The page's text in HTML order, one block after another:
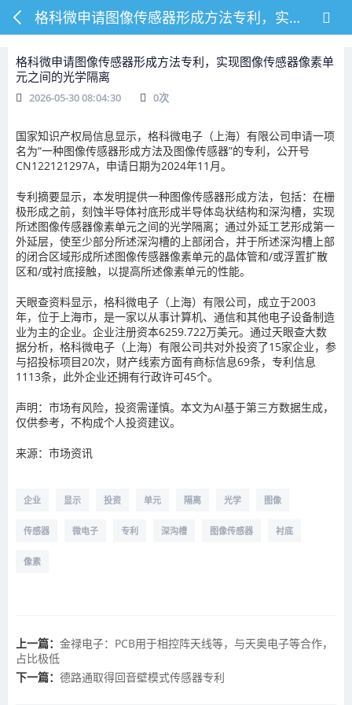
格科微申请图像传感器形成方法专利，实现图像传感器像素单元之间的光学隔离
格科微申请图像传感器形成方法专利，实现图像传感器像素单
元之间的光学隔离
2026-05-30 08:04:30 0次
国家知识产权局信息显示，格科微电子（上海）有限公司申请一项
名为“一种图像传感器形成方法及图像传感器”的专利，公开号
CN122121297A，申请日期为2024年11月。
专利摘要显示，本发明提供一种图像传感器形成方法，包括：在栅
极形成之前，刻蚀半导体衬底形成半导体岛状结构和深沟槽，实现
所述图像传感器像素单元之间的光学隔离；通过外延工艺形成第一
外延层，使至少部分所述深沟槽的上部闭合，并于所述深沟槽上部
的闭合区域形成所述图像传感器像素单元的晶体管和/或浮置扩散
区和/或衬底接触，以提高所述像素单元的性能。
天眼查资料显示，格科微电子（上海）有限公司，成立于2003
年，位于上海市，是一家以从事计算机、通信和其他电子设备制造
业为主的企业。企业注册资本6259.722万美元。通过天眼查大数
据分析，格科微电子（上海）有限公司共对外投资了15家企业，参
与招投标项目20次，财产线索方面有商标信息69条，专利信息
1113条，此外企业还拥有行政许可45个。
声明：市场有风险，投资需谨慎。本文为AI基于第三方数据生成，
仅供参考，不构成个人投资建议。
来源：市场资讯
企业 显示 投资 单元 隔离 光学 图像
传感器 微电子 专利 深沟槽 图像传感器 衬底
像素
上一篇： 金禄电子：PCB用于相控阵天线等，与天奥电子等合作，
占比极低
下一篇： 德路通取得回音壁模式传感器专利